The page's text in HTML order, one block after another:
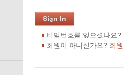
Sign In
비밀번호를 잊으셨나요?
회원이 아니신가요? 회